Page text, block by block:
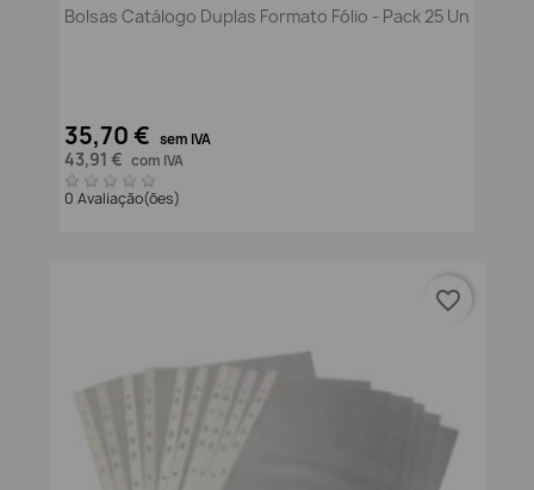
Bolsas Catálogo Duplas Formato Fólio - Pack 25 Un
35,70 € sem IVA
43,91 € com IVA
0 Avaliação(ões)
favorite_border